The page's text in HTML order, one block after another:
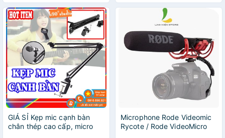
GIÁ SỈ Kẹp mic cạnh bàn
chân thép cao cấp, micro
Microphone Rode Videomic
Rycote / Rode VideoMicro